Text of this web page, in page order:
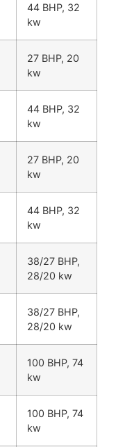
44 BHP, 32
kw
27 BHP, 20
kw
44 BHP, 32
kw
27 BHP, 20
kw
44 BHP, 32
kw
38/27 BHP,
28/20 kw
38/27 BHP,
28/20 kw
100 BHP, 74
kw
100 BHP, 74
kw